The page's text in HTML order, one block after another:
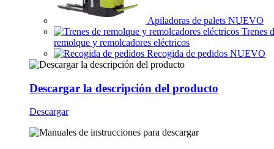
Apiladoras de palets NUEVO
Trenes
remolque y remolcadores eléctricos
Recogida de pedidos NUEVO
Descargar la descripción del producto
Descargar